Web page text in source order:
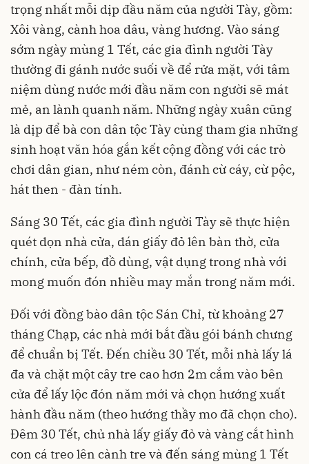
trọng nhất mỗi dịp đầu năm của người Tày, gồm:
Xôi vàng, cành hoa dâu, vàng hương. Vào sáng
sớm ngày mùng 1 Tết, các gia đình người Tày
thường đi gánh nước suối về để rửa mặt, với tâm
niệm dùng nước mới đầu năm con người sẽ mát
mẻ, an lành quanh năm. Những ngày xuân cũng
là dịp để bà con dân tộc Tày cùng tham gia những
sinh hoạt văn hóa gắn kết cộng đồng với các trò
chơi dân gian, như ném còn, đánh cừ cáy, cừ pộc,
hát then - đàn tính.
Sáng 30 Tết, các gia đình người Tày sẽ thực hiện
quét dọn nhà cửa, dán giấy đỏ lên bàn thờ, cửa
chính, cửa bếp, đồ dùng, vật dụng trong nhà với
mong muốn đón nhiều may mắn trong năm mới.
Đối với đồng bào dân tộc Sán Chỉ, từ khoảng 27
tháng Chạp, các nhà mới bắt đầu gói bánh chưng
để chuẩn bị Tết. Đến chiều 30 Tết, mỗi nhà lấy lá
đa và chặt một cây tre cao hơn 2m cắm vào bên
cửa để lấy lộc đón năm mới và chọn hướng xuất
hành đầu năm (theo hướng thầy mo đã chọn cho).
Đêm 30 Tết, chủ nhà lấy giấy đỏ và vàng cắt hình
con cá treo lên cành tre và đến sáng mùng 1 Tết